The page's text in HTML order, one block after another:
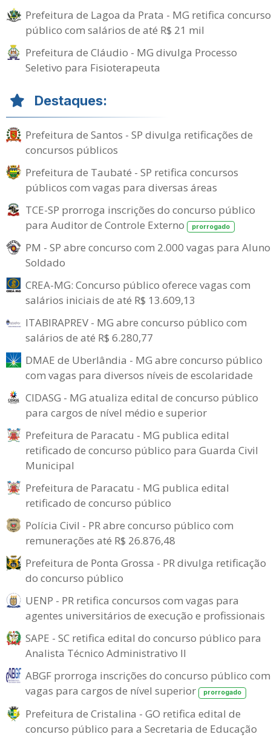
Prefeitura de Lagoa da Prata - MG retifica concurso
público com salários de até R$ 21 mil
Prefeitura de Cláudio - MG divulga Processo
Seletivo para Fisioterapeuta
Destaques:
Prefeitura de Santos - SP divulga retificações de
concursos públicos
Prefeitura de Taubaté - SP retifica concursos
públicos com vagas para diversas áreas
TCE-SP prorroga inscrições do concurso público
para Auditor de Controle Externo
prorrogado
PM - SP abre concurso com 2.000 vagas para
Soldado
CREA-MG: Concurso público oferece vagas com
salários iniciais de até R$ 13.609,13
ITABIRAPREV - MG abre concurso público com
salários de até R$ 6.280,77
DMAE de Uberlândia - MG abre concurso público
com vagas para diversos níveis de escolaridade
CIDASG - MG atualiza edital de concurso público
para cargos de nível médio e superior
Prefeitura de Paracatu - MG publica edital
retificado de concurso público para Guarda Civil
Municipal
Prefeitura de Paracatu - MG publica edital
retificado de concurso público
Polícia Civil - PR abre concurso público com
remunerações até R$ 26.876,48
Prefeitura de Ponta Grossa - PR divulga retificação
do concurso público
UENP - PR retifica concursos com vagas para
agentes universitários de execução e profissionais
SAPE - SC retifica edital do concurso público para
Analista Técnico Administrativo II
ABGF prorroga inscrições do concurso público com
vagas para cargos de nível superior
prorrogado
Prefeitura de Cristalina - GO retifica edital de
concurso público para a Secretaria de Educação